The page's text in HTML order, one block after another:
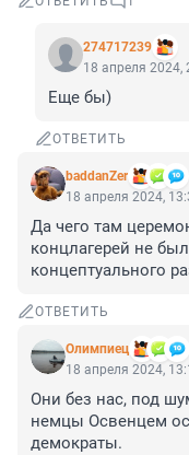
274717239
18 апреля 2024,
Еще бы)
ОТВЕТИТЬ
baddanZer
18 апреля 2024,
Да чего там
концлагерей не
концептуального
ОТВЕТИТЬ
Олимпиец
18 апреля 2024,
Они без нас, под
немцы Освенцем
демократы.